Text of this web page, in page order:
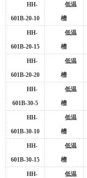
HH-
601B-20-10
低温
槽
HH-
601B-20-15
低温
槽
HH-
601B-20-20
低温
槽
HH-
601B-30-5
低温
槽
HH-
601B-30-10
低温
槽
HH-
601B-30-15
低温
槽
HH-
低温